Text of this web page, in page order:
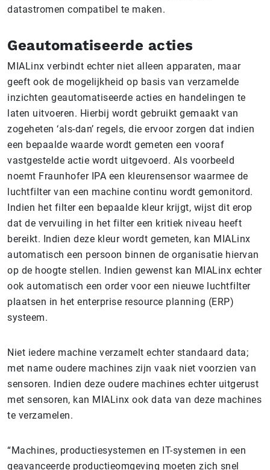
datastromen compatibel te maken.
Geautomatiseerde acties
MIALinx verbindt echter niet alleen apparaten, maar
geeft ook de mogelijkheid op basis van verzamelde
inzichten geautomatiseerde acties en handelingen te
laten uitvoeren. Hierbij wordt gebruikt gemaakt van
zogeheten ‘als-dan’ regels, die ervoor zorgen dat indien
een bepaalde waarde wordt gemeten een vooraf
vastgestelde actie wordt uitgevoerd. Als voorbeeld
noemt Fraunhofer IPA een kleurensensor waarmee de
luchtfilter van een machine continu wordt gemonitord.
Indien het filter een bepaalde kleur krijgt, wijst dit erop
dat de vervuiling in het filter een kritiek niveau heeft
bereikt. Indien deze kleur wordt gemeten, kan MIALinx
automatisch een persoon binnen de organisatie hiervan
op de hoogte stellen. Indien gewenst kan MIALinx echter
ook automatisch een order voor een nieuwe luchtfilter
plaatsen in het enterprise resource planning (ERP)
systeem.
Niet iedere machine verzamelt echter standaard data;
met name oudere machines zijn vaak niet voorzien van
sensoren. Indien deze oudere machines echter uitgerust
met sensoren, kan MIALinx ook data van deze machines
te verzamelen.
“Machines, productiesystemen en IT-systemen in een
geavanceerde productieomgeving moeten zich snel